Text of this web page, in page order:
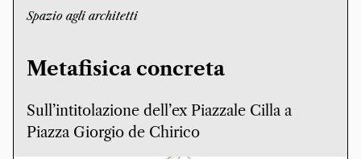
Spazio agli architetti
Metafisica concreta
Sull’intitolazione dell’ex Piazzale Cilla a
Piazza Giorgio de Chirico